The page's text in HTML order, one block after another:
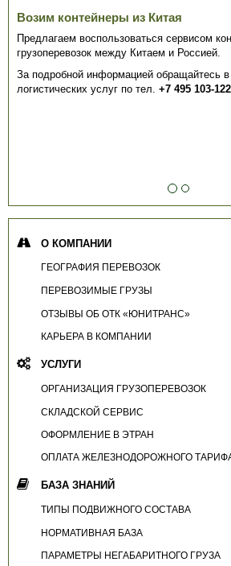
Возим контейнеры из Китая
Предлагаем воспользоваться сервисом
грузоперевозок между Китаем и Россией.
За подробной информацией обращайтесь
логистических услуг по тел. +7 495 103-
О КОМПАНИИ
ГЕОГРАФИЯ ПЕРЕВОЗОК
ПЕРЕВОЗИМЫЕ ГРУЗЫ
ОТЗЫВЫ ОБ ОТК «ЮНИТРАНС»
КАРЬЕРА В КОМПАНИИ
УСЛУГИ
ОРГАНИЗАЦИЯ ГРУЗОПЕРЕВОЗОК
СКЛАДСКОЙ СЕРВИС
ОФОРМЛЕНИЕ В ЭТРАН
ОПЛАТА ЖЕЛЕЗНОДОРОЖНОГО
БАЗА ЗНАНИЙ
ТИПЫ ПОДВИЖНОГО СОСТАВА
НОРМАТИВНАЯ БАЗА
ПАРАМЕТРЫ НЕГАБАРИТНОГО ГРУЗА